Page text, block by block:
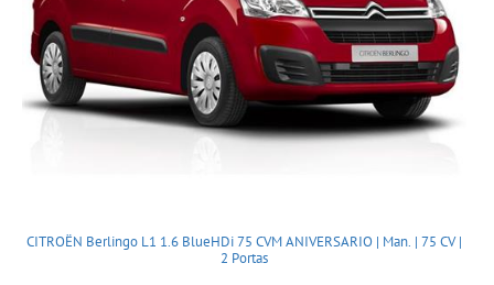
CITROËN Berlingo L1 1.6 BlueHDi 75 CVM ANIVERSARIO | Man. | 75 CV |
2 Portas